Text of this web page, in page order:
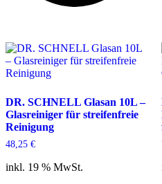
DR. SCHNELL Glasan 10L –
Glasreiniger für streifenfreie
Reinigung
48,25 €
inkl. 19 % MwSt.